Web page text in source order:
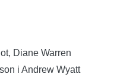
Diane Warren
i Andrew Wyatt